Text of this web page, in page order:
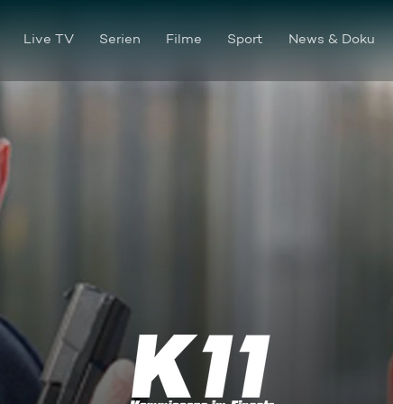
Live TV Serien Filme Sport News & Doku